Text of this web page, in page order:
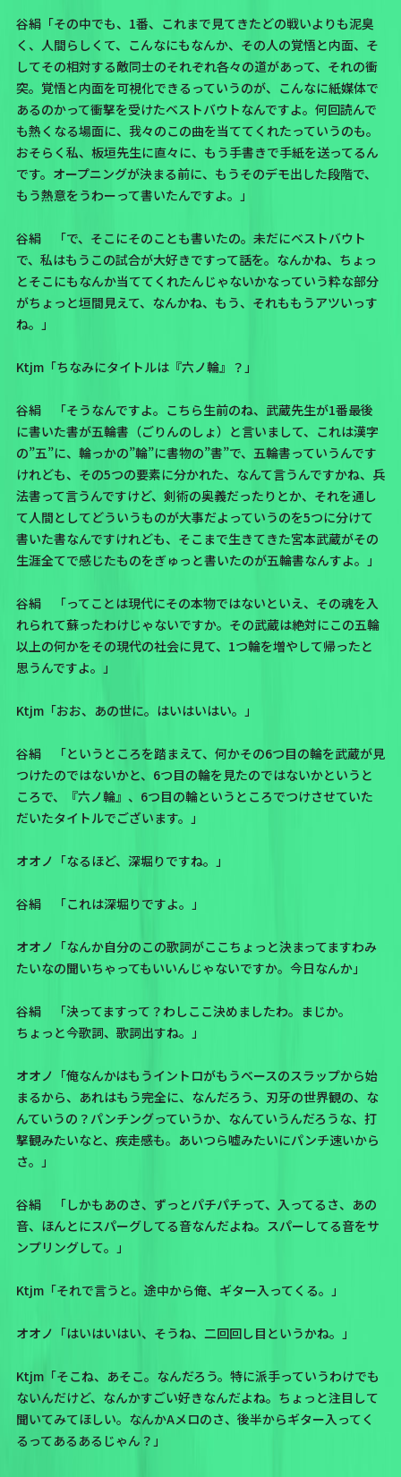
谷絹「その中でも、1番、これまで見てきたどの戦いよりも泥臭
く、人間らしくて、こんなにもなんか、その人の覚悟と内面、そ
してその相対する敵同士のそれぞれ各々の道があって、それの衝
突。覚悟と内面を可視化できるっていうのが、こんなに紙媒体で
あるのかって衝撃を受けたベストバウトなんですよ。何回読んで
も熱くなる場面に、我々のこの曲を当ててくれたっていうのも。
おそらく私、板垣先生に直々に、もう手書きで手紙を送ってるん
です。オープニングが決まる前に、もうそのデモ出した段階で、
もう熱意をうわーって書いたんですよ。」
谷絹 「で、そこにそのことも書いたの。未だにベストバウト
で、私はもうこの試合が大好きですって話を。なんかね、ちょっ
とそこにもなんか当ててくれたんじゃないかなっていう粋な部分
がちょっと垣間見えて、なんかね、もう、それももうアツいっす
ね。」
Ktjm「ちなみにタイトルは『六ノ輪』？」
谷絹 「そうなんですよ。こちら生前のね、武蔵先生が1番最後
に書いた書が五輪書（ごりんのしょ）と言いまして、これは漢字
の”五”に、輪っかの”輪”に書物の”書”で、五輪書っていうんです
けれども、その5つの要素に分かれた、なんて言うんですかね、兵
法書って言うんですけど、剣術の奥義だったりとか、それを通し
て人間としてどういうものが大事だよっていうのを5つに分けて
書いた書なんですけれども、そこまで生きてきた宮本武蔵がその
生涯全てで感じたものをぎゅっと書いたのが五輪書なんすよ。」
谷絹 「ってことは現代にその本物ではないといえ、その魂を入
れられて蘇ったわけじゃないですか。その武蔵は絶対にこの五輪
以上の何かをその現代の社会に見て、1つ輪を増やして帰ったと
思うんですよ。」
Ktjm「おお、あの世に。はいはいはい。」
谷絹 「というところを踏まえて、何かその6つ目の輪を武蔵が見
つけたのではないかと、6つ目の輪を見たのではないかというと
ころで、『六ノ輪』、6つ目の輪というところでつけさせていた
だいたタイトルでございます。」
オオノ「なるほど、深堀りですね。」
谷絹 「これは深堀りですよ。」
オオノ「なんか自分のこの歌詞がここちょっと決まってますわみ
たいなの聞いちゃってもいいんじゃないですか。今日なんか」
谷絹 「決ってますって？わしここ決めましたわ。まじか。
ちょっと今歌詞、歌詞出すね。」
オオノ「俺なんかはもうイントロがもうベースのスラップから始
まるから、あれはもう完全に、なんだろう、刃牙の世界観の、な
んていうの？パンチングっていうか、なんていうんだろうな、打
撃観みたいなと、疾走感も。あいつら嘘みたいにパンチ速いから
さ。」
谷絹 「しかもあのさ、ずっとパチパチって、入ってるさ、あの
音、ほんとにスパーグしてる音なんだよね。スパーしてる音をサ
ンプリングして。」
Ktjm「それで言うと。途中から俺、ギター入ってくる。」
オオノ「はいはいはい、そうね、二回回し目というかね。」
Ktjm「そこね、あそこ。なんだろう。特に派手っていうわけでも
ないんだけど、なんかすごい好きなんだよね。ちょっと注目して
聞いてみてほしい。なんかAメロのさ、後半からギター入ってく
るってあるあるじゃん？」